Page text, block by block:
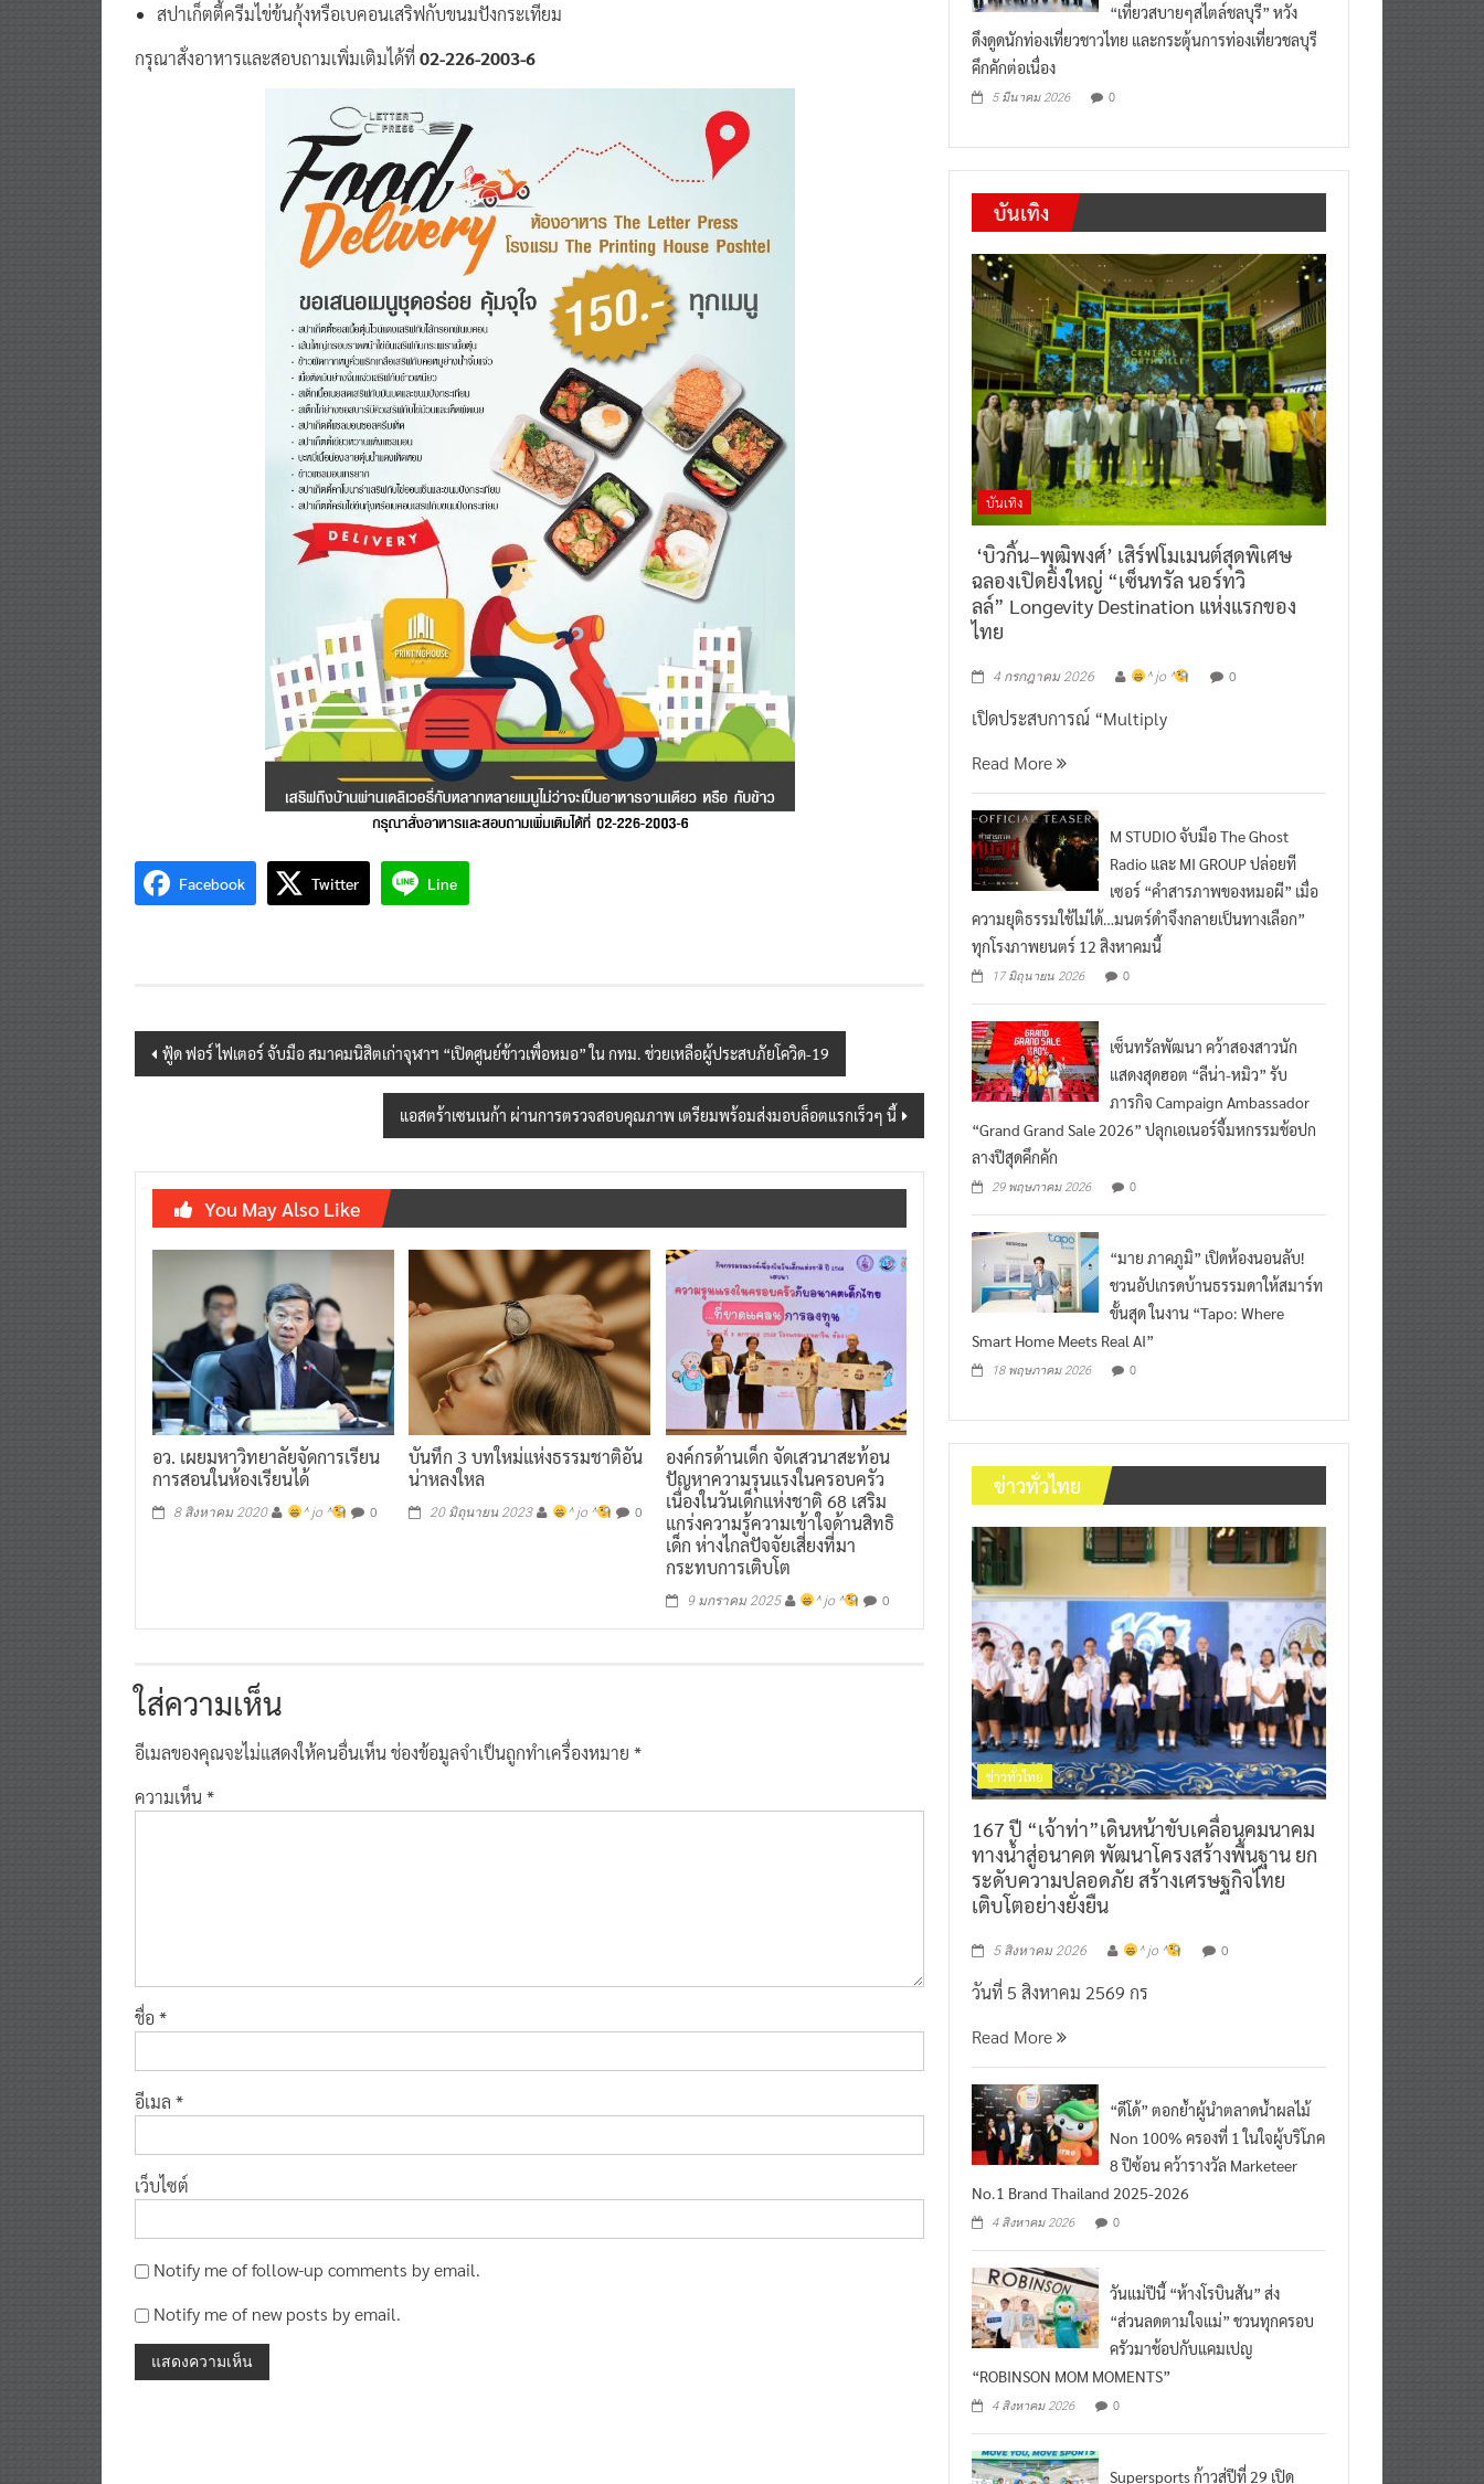
สปาเก็ตตี้ครีมไข่ข้นกุ้งหรือเบคอนเสริฟกับขนมปังกระเทียม
กรุณาสั่งอาหารและสอบถามเพิ่มเติมได้ที่02-226-2003-6
Facebook Twitter Line
Post
navigation
ฟู้ด ฟอร์ ไฟเตอร์ จับมือ สมาคมนิสิตเก่าจุฬาฯ “เปิดศูนย์ข้าวเพื่อหมอ” ใน กทม. ช่วยเหลือผู้ประสบภัยโควิด-19
แอสตร้าเซนเนก้า ผ่านการตรวจสอบคุณภาพ เตรียมพร้อมส่งมอบล็อตแรกเร็วๆ นี้
You May Also Like
อว. เผยมหาวิทยาลัยจัดการเรียน
การสอนในห้องเรียนได้
8 สิงหาคม 2020 ^ jo ^ 0
บันทึก 3 บทใหม่แห่งธรรมชาติอัน
น่าหลงใหล
20 มิถุนายน 2023 ^ jo ^ 0
องค์กรด้านเด็ก จัดเสวนาสะท้อน
ปัญหาความรุนแรงในครอบครัว
เนื่องในวันเด็กแห่งชาติ 68 เสริม
แกร่งความรู้ความเข้าใจด้านสิทธิ
เด็ก ห่างไกลปัจจัยเสี่ยงที่มา
กระทบการเติบโต
9 มกราคม 2025 ^ jo ^ 0
ใส่ความเห็น
อีเมลของคุณจะไม่แสดงให้คนอื่นเห็นช่องข้อมูลจำเป็นถูกทำเครื่องหมาย *
ความเห็น*
ชื่อ *
อีเมล *
เว็บไซต์
Notify me of follow-up comments by email.
Notify me of new posts by email.
“เที่ยวสบายๆสไตล์ชลบุรี” หวัง
ดึงดูดนักท่องเที่ยวชาวไทย และกระตุ้นการท่องเที่ยวชลบุรี
คึกคักต่อเนื่อง
5 มีนาคม 2026 0
บันเทิง
บันเทิง
‘บิวกิ้น–พุฒิพงศ์’ เสิร์ฟโมเมนต์สุดพิเศษ
ฉลองเปิดยิ่งใหญ่ “เซ็นทรัล นอร์ทวิ
ลล์” Longevity Destination แห่งแรกของ
ไทย
4 กรกฎาคม 2026 ^ jo ^ 0
เปิดประสบการณ์ “Multiply
Read More
M STUDIO จับมือ The Ghost
Radio และ MI GROUP ปล่อยที
เซอร์ “คำสารภาพของหมอผี” เมื่อ
ความยุติธรรมใช้ไม่ได้…มนตร์ดำจึงกลายเป็นทางเลือก”
ทุกโรงภาพยนตร์ 12 สิงหาคมนี้
17 มิถุนายน 2026 0
เซ็นทรัลพัฒนา คว้าสองสาวนัก
แสดงสุดฮอต “ลีน่า-หมิว” รับ
ภารกิจ Campaign Ambassador
“Grand Grand Sale 2026” ปลุกเอเนอร์จี้มหกรรมช้อปก
ลางปีสุดคึกคัก
29 พฤษภาคม 2026 0
“มาย ภาคภูมิ” เปิดห้องนอนลับ!
ชวนอัปเกรดบ้านธรรมดาให้สมาร์ท
ขั้นสุด ในงาน “Tapo: Where
Smart Home Meets Real AI”
18 พฤษภาคม 2026 0
ข่าวทั่วไทย
ข่าวทั่วไทย
167 ปี “เจ้าท่า”เดินหน้าขับเคลื่อนคมนาคม
ทางน้ำสู่อนาคต พัฒนาโครงสร้างพื้นฐาน ยก
ระดับความปลอดภัย สร้างเศรษฐกิจไทย
เติบโตอย่างยั่งยืน
5 สิงหาคม 2026 ^ jo ^ 0
วันที่ 5 สิงหาคม 2569 กร
Read More
“ดีโด้” ตอกย้ำผู้นำตลาดน้ำผลไม้
Non 100% ครองที่ 1 ในใจผู้บริโภค
8 ปีซ้อน คว้ารางวัล Marketeer
No.1 Brand Thailand 2025-2026
4 สิงหาคม 2026 0
วันแม่ปีนี้ “ห้างโรบินสัน” ส่ง
“ส่วนลดตามใจแม่” ชวนทุกครอบ
ครัวมาช้อปกับแคมเปญ
“ROBINSON MOM MOMENTS”
4 สิงหาคม 2026 0
Supersports ก้าวสู่ปีที่ 29 เปิด